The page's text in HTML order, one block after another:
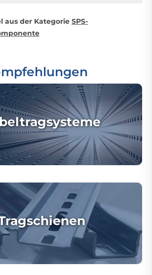
aus der Kategorie SPS-